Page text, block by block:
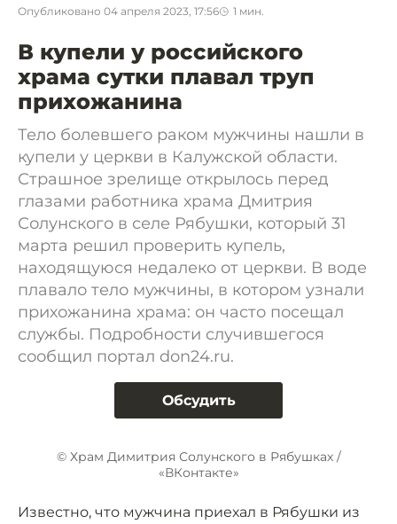
Опубликовано 04 апреля 2023, 17:56 1 мин.
В купели у российского
храма сутки плавал труп
прихожанина
Тело болевшего раком мужчины нашли в
купели у церкви в Калужской области.
Страшное зрелище открылось перед
глазами работника храма Дмитрия
Солунского в селе Рябушки, который 31
марта решил проверить купель,
находящуюся недалеко от церкви. В воде
плавало тело мужчины, в котором узнали
прихожанина храма: он часто посещал
службы. Подробности случившегося
сообщил портал don24.ru.
Обсудить
© Храм Димитрия Солунского в Рябушках /
«ВКонтакте»
Известно, что мужчина приехал в Рябушки из